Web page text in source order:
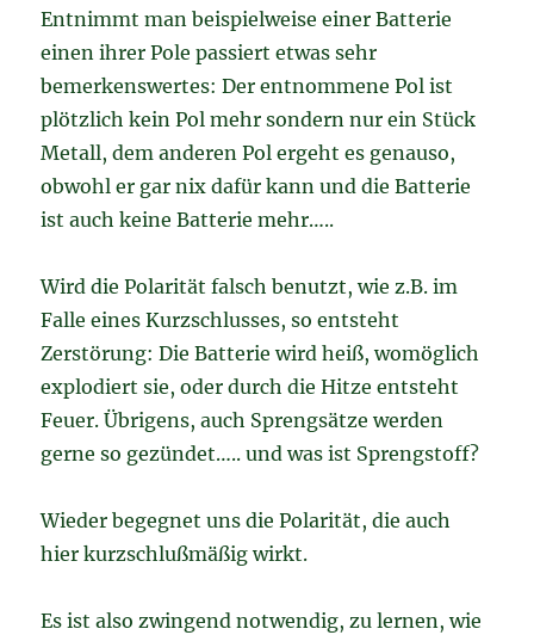
Entnimmt man beispielweise einer Batterie
einen ihrer Pole passiert etwas sehr
bemerkenswertes: Der entnommene Pol ist
plötzlich kein Pol mehr sondern nur ein Stück
Metall, dem anderen Pol ergeht es genauso,
obwohl er gar nix dafür kann und die Batterie
ist auch keine Batterie mehr…..
Wird die Polarität falsch benutzt, wie z.B. im
Falle eines Kurzschlusses, so entsteht
Zerstörung: Die Batterie wird heiß, womöglich
explodiert sie, oder durch die Hitze entsteht
Feuer. Übrigens, auch Sprengsätze werden
gerne so gezündet….. und was ist Sprengstoff?
Wieder begegnet uns die Polarität, die auch
hier kurzschlußmäßig wirkt.
Es ist also zwingend notwendig, zu lernen, wie